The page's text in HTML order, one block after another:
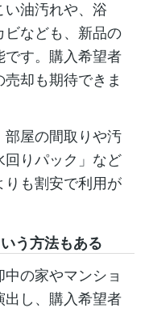
い油汚れや、浴
ビなども、新品の
です。購入希望者
却も期待できま
部屋の間取りや汚
回りパック」など
りも割安で利用が
う方法もある
の家やマンショ
出し、購入希望者